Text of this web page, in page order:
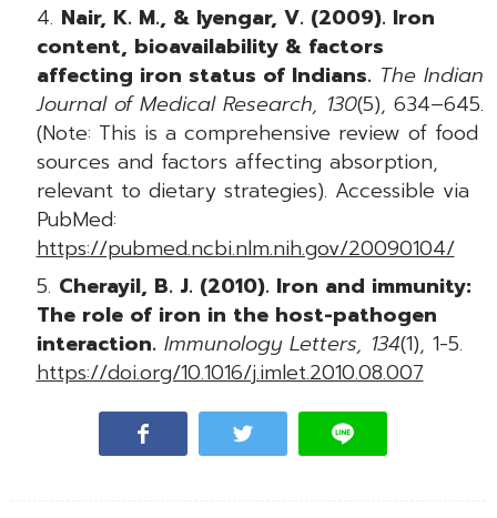
Nair, K. M., & Iyengar, V. (2009). Iron
content, bioavailability & factors
affecting iron status of Indians. The Indian
Journal of Medical Research, 130(5), 634–645.
(Note: This is a comprehensive review of food
sources and factors affecting absorption,
relevant to dietary strategies). Accessible via
PubMed:
https://pubmed.ncbi.nlm.nih.gov/20090104/
Cherayil, B. J. (2010). Iron and immunity:
The role of iron in the host-pathogen
interaction. Immunology Letters, 134(1), 1-5.
https://doi.org/10.1016/j.imlet.2010.08.007